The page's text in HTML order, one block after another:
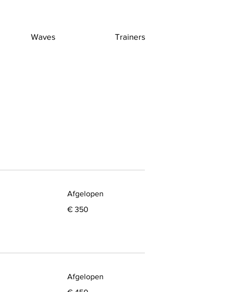
Waves Trainers
Afgelopen
euro
€ 350
Afgelopen